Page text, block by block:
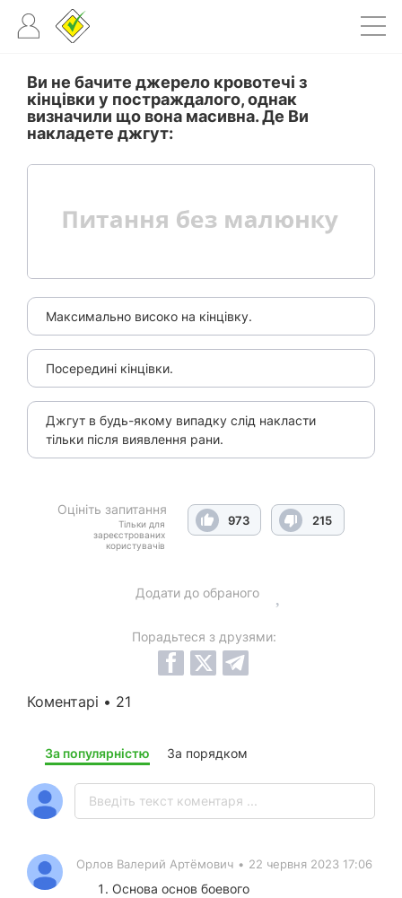
Ви не бачите джерело кровотечі з
кінцівки у постраждалого, однак
визначили що вона масивна. Де Ви
накладете джгут:
Максимально високо на кінцівку.
Посередині кінцівки.
Джгут в будь-якому випадку слід накласти
тільки після виявлення рани.
Оцініть запитання
Тільки для
зареєстрованих
користувачів
973 215
Додати до обраного
Порадьтеся з друзями:
Коментарі • 21
За популярністю За порядком
Орлов Валерий Артёмович • 22 червня 2023 17:06
Основа основ боевого